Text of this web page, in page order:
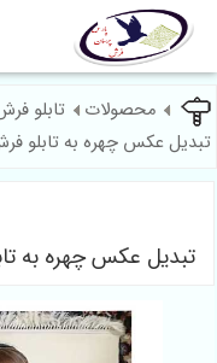
محصولات تابلو
عکس چهره به تابلو
تبدیل عکس چهره به